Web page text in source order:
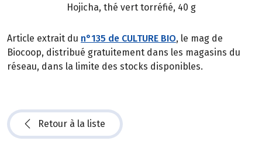
Hojicha, thé vert torréfié, 40 g
Article extrait du n°135 de CULTURE BIO, le mag de
Biocoop, distribué gratuitement dans les magasins du
réseau, dans la limite des stocks disponibles.
Retour à la liste